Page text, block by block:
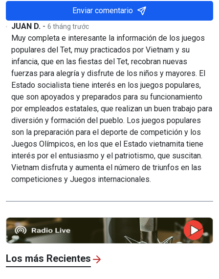
Enviar comentario
JUAN D. -6 tháng trước
Muy completa e interesante la información de los juegos
populares del Tet, muy practicados por Vietnam y su
infancia, que en las fiestas del Tet, recobran nuevas
fuerzas para alegría y disfrute de los niños y mayores. El
Estado socialista tiene interés en los juegos populares,
que son apoyados y preparados para su funcionamiento
por empleados estatales, que realizan un buen trabajo para
diversión y formación del pueblo. Los juegos populares
son la preparación para el deporte de competición y los
Juegos Olímpicos, en los que el Estado vietnamita tiene
interés por el entusiasmo y el patriotismo, que suscitan.
Vietnam disfruta y aumenta el número de triunfos en las
competiciones y Juegos internacionales.
Los más Recientes